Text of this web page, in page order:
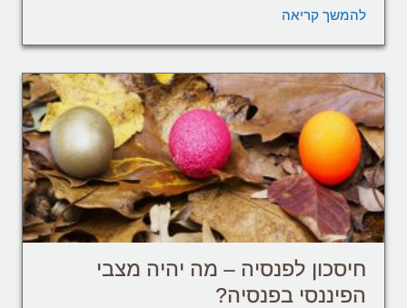
להמשך קריאה
חיסכון לפנסיה – מה יהיה מצבי
הפיננסי בפנסיה?